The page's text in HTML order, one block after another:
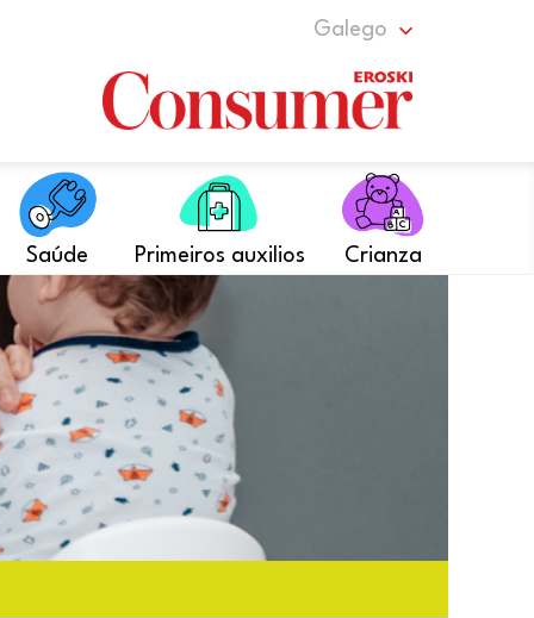
Galego
Saúde Primeiros auxilios Crianza